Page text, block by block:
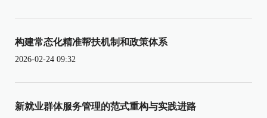
构建常态化精准帮扶机制和政策体系
2026-02-24 09:32
新就业群体服务管理的范式重构与实践进路